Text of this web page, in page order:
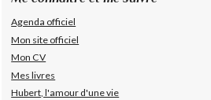
Agenda officiel
Mon site officiel
Mon CV
Mes livres
Hubert, l'amour d'une vie